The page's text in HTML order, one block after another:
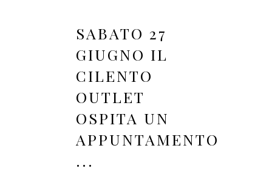
SABATO 27
GIUGNO IL
CILENTO
OUTLET
OSPITA UN
APPUNTAMENTO
...